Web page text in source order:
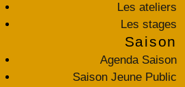
Les ateliers
Les stages
Saison
Agenda Saison
Saison Jeune Public